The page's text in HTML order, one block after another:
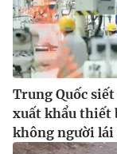
® Cấm sao chép
thuận bằng văn
Trung Quốc
xuất khẩu thiết
không người lái